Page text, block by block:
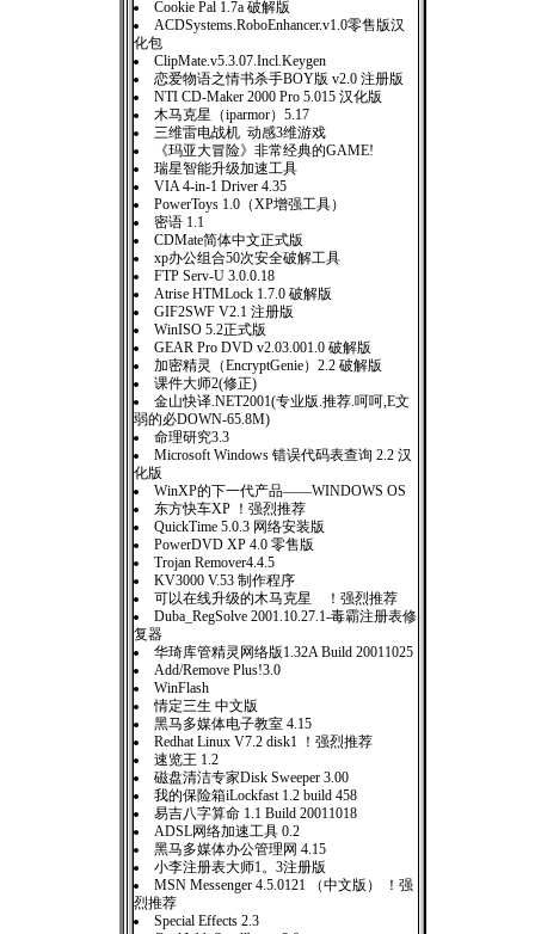
Cookie Pal 1.7a 破解版
ACDSystems.RoboEnhancer.v1.0零售版汉
化包
ClipMate.v5.3.07.Incl.Keygen
恋爱物语之情书杀手BOY版 v2.0 注册版
NTI CD-Maker 2000 Pro 5.015 汉化版
木马克星（iparmor）5.17
三维雷电战机 动感3维游戏
《玛亚大冒险》非常经典的GAME!
瑞星智能升级加速工具
VIA 4-in-1 Driver 4.35
PowerToys 1.0（XP增强工具）
密语 1.1
CDMate简体中文正式版
xp办公组合50次安全破解工具
FTP Serv-U 3.0.0.18
Atrise HTMLock 1.7.0 破解版
GIF2SWF V2.1 注册版
WinISO 5.2正式版
GEAR Pro DVD v2.03.001.0 破解版
加密精灵（EncryptGenie）2.2 破解版
课件大师2(修正)
金山快译.NET2001(专业版.推荐.呵呵,E文
弱的必DOWN-65.8M)
命理研究3.3
Microsoft Windows 错误代码表查询 2.2 汉
化版
WinXP的下一代产品——WINDOWS OS
东方快车XP ！强烈推荐
QuickTime 5.0.3 网络安装版
PowerDVD XP 4.0 零售版
Trojan Remover4.4.5
KV3000 V.53 制作程序
可以在线升级的木马克星 ！强烈推荐
Duba_RegSolve 2001.10.27.1-毒霸注册表修
复器
华琦库管精灵网络版1.32A Build 20011025
Add/Remove Plus!3.0
WinFlash
情定三生 中文版
黑马多媒体电子教室 4.15
Redhat Linux V7.2 disk1 ！强烈推荐
速览王 1.2
磁盘清洁专家Disk Sweeper 3.00
我的保险箱iLockfast 1.2 build 458
易吉八字算命 1.1 Build 20011018
ADSL网络加速工具 0.2
黑马多媒体办公管理网 4.15
小李注册表大师1。3注册版
MSN Messenger 4.5.0121 （中文版） ！强
烈推荐
Special Effects 2.3